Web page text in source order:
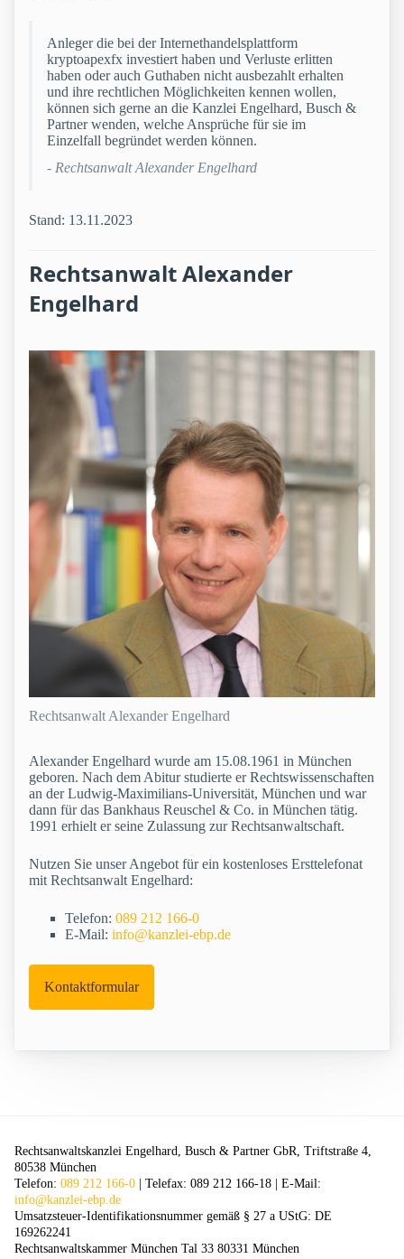
Anleger die bei der Internethandelsplattform
kryptoapexfx investiert haben und Verluste erlitten
haben oder auch Guthaben nicht ausbezahlt erhalten
und ihre rechtlichen Möglichkeiten kennen wollen,
können sich gerne an die Kanzlei Engelhard, Busch &
Partner wenden, welche Ansprüche für sie im
Einzelfall begründet werden können.
- Rechtsanwalt Alexander Engelhard
Stand: 13.11.2023
Rechtsanwalt Alexander
Engelhard
Rechtsanwalt Alexander Engelhard
Alexander Engelhard wurde am 15.08.1961 in München
geboren. Nach dem Abitur studierte er Rechtswissenschaften
an der Ludwig-Maximilians-Universität, München und war
dann für das Bankhaus Reuschel & Co. in München tätig.
1991 erhielt er seine Zulassung zur Rechtsanwaltschaft.
Nutzen Sie unser Angebot für ein kostenloses Ersttelefonat
mit Rechtsanwalt Engelhard:
Telefon: 089 212 166-0
E-Mail: info@kanzlei-ebp.de
Kontaktformular
Rechtsanwaltskanzlei Engelhard, Busch & Partner GbR, Triftstraße 4,
80538 München
Telefon: 089 212 166-0 | Telefax: 089 212 166-18 | E-Mail:
info@kanzlei-ebp.de
Umsatzsteuer-Identifikationsnummer gemäß § 27 a UStG: DE
169262241
Rechtsanwaltskammer München Tal 33 80331 München